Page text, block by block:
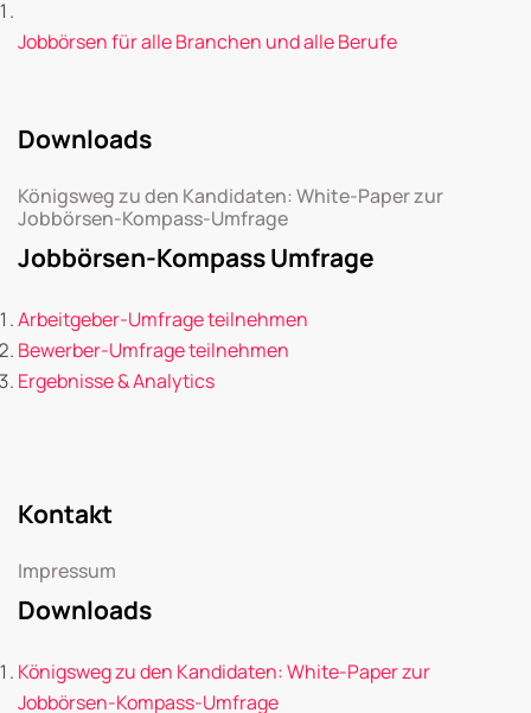
Jobbörsen für alle Branchen und alle Berufe
Downloads
Königsweg zu den Kandidaten: White-Paper zur
Jobbörsen-Kompass-Umfrage
Jobbörsen-Kompass Umfrage
Arbeitgeber-Umfrage teilnehmen
Bewerber-Umfrage teilnehmen
Ergebnisse & Analytics
Kontakt
Impressum
Downloads
Königsweg zu den Kandidaten: White-Paper zur
Jobbörsen-Kompass-Umfrage